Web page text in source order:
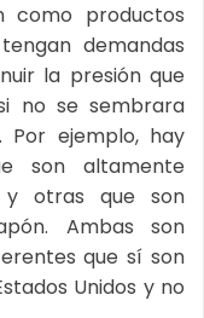
como productos
demandas
la presión que
no se sembrara
Por ejemplo, hay
son altamente
y otras que son
Ambas son
que sí son
Unidos y no